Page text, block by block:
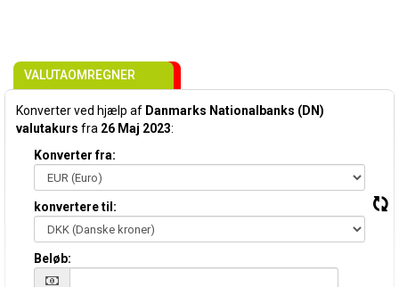
VALUTAOMREGNER
Konverter ved hjælp af Danmarks Nationalbanks (DN)
valutakurs fra 26 Maj 2023:
Konverter fra:
konvertere til:
Beløb: